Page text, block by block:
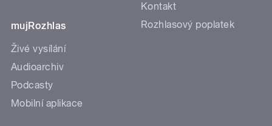
mujRozhlas
Živé vysílání
Audioarchiv
Podcasty
Mobilní aplikace
Kontakt
Rozhlasový poplatek